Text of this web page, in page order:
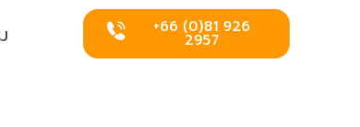
+66 (0)81 926
2957